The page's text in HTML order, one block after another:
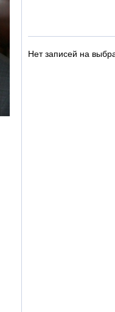
Нет записей на